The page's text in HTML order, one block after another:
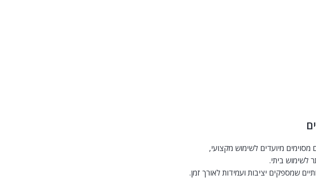
מסוימים מיועדים לשימוש מקצועי,
לשימוש ביתי.
שמספקים יציבות ועמידות לאורך זמן.